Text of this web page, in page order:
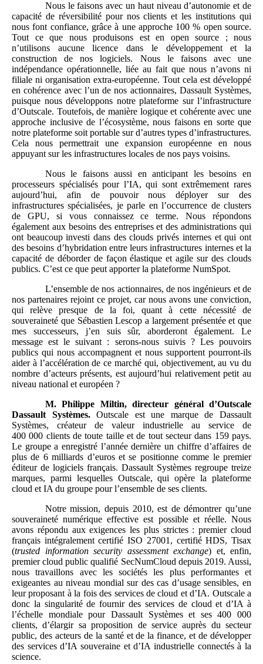
Nous le faisons avec un haut niveau d’autonomie et de
capacité de réversibilité pour nos clients et les institutions qui
nous font confiance, grâce à une approche 100 % open source.
Tout ce que nous produisons est en open source ; nous
n’utilisons aucune licence dans le développement et la
construction de nos logiciels. Nous le faisons avec une
indépendance opérationnelle, liée au fait que nous n’avons ni
filiale ni organisation extra-européenne. Tout cela est développé
en cohérence avec l’un de nos actionnaires, Dassault Systèmes,
puisque nous développons notre plateforme sur l’infrastructure
d’Outscale. Toutefois, de manière logique et cohérente avec une
approche inclusive de l’écosystème, nous faisons en sorte que
notre plateforme soit portable sur d’autres types d’infrastructures.
Cela nous permettrait une expansion européenne en nous
appuyant sur les infrastructures locales de nos pays voisins.
Nous le faisons aussi en anticipant les besoins en
processeurs spécialisés pour l’IA, qui sont extrêmement rares
aujourd’hui, afin de pouvoir nous déployer sur des
infrastructures spécialisées, je parle en l’occurrence de clusters
de GPU, si vous connaissez ce terme. Nous répondons
également aux besoins des entreprises et des administrations qui
ont beaucoup investi dans des clouds privés internes et qui ont
des besoins d’hybridation entre leurs infrastructures internes et la
capacité de déborder de façon élastique et agile sur des clouds
publics. C’est ce que peut apporter la plateforme NumSpot.
L’ensemble de nos actionnaires, de nos ingénieurs et de
nos partenaires rejoint ce projet, car nous avons une conviction,
qui relève presque de la foi, quant à cette nécessité de
souveraineté que Sébastien Lescop a largement présentée et que
mes successeurs, j’en suis sûr, aborderont également. Le
message est le suivant : serons-nous suivis ? Les pouvoirs
publics qui nous accompagnent et nous supportent pourront-ils
aider à l’accélération de ce marché qui, objectivement, au vu du
nombre d’acteurs présents, est aujourd’hui relativement petit au
niveau national et européen ?
M. Philippe Miltin, directeur général d’Outscale
Dassault Systèmes.Outscale est une marque de Dassault
Systèmes, créateur de valeur industrielle au service de
400 000 clients de toute taille et de tout secteur dans 159 pays.
Le groupe a enregistré l’année dernière un chiffre d’affaires de
plus de 6 milliards d’euros et se positionne comme le premier
éditeur de logiciels français. Dassault Systèmes regroupe treize
marques, parmi lesquelles Outscale, qui opère la plateforme
cloud et IA du groupe pour l’ensemble de ses clients.
Notre mission, depuis 2010, est de démontrer qu’une
souveraineté numérique effective est possible et réelle. Nous
avons répondu aux exigences les plus strictes : premier cloud
français intégralement certifié ISO 27001, certifié HDS, Tisax
(trusted information security assessment exchange) et, enfin,
premier cloud public qualifié SecNumCloud depuis 2019. Aussi,
nous travaillons avec les sociétés les plus performantes et
exigeantes au niveau mondial sur des cas d’usage sensibles, en
leur proposant à la fois des services de cloud et d’IA. Outscale a
donc la singularité de fournir des services de cloud et d’IA à
l’échelle mondiale pour Dassault Systèmes et ses 400 000
clients, d’élargir sa proposition de service auprès du secteur
public, des acteurs de la santé et de la finance, et de développer
des services d’IA souveraine et d’IA industrielle connectés à la
science.